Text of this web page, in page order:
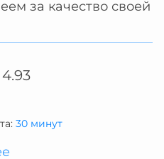
за качество своей
4.93
30 минут